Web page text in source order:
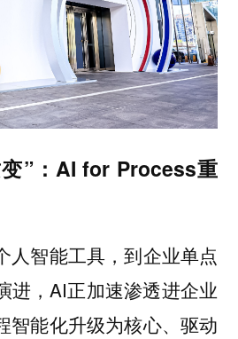
”：AI for Process重
人智能工具，到企业单点
进，AI正加速渗透进企业
智能化升级为核心、驱动